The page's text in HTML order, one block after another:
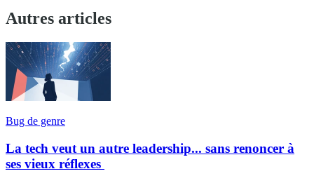
Autres articles
Bug de genre
La tech veut un autre leadership... sans renoncer à
ses vieux réflexes